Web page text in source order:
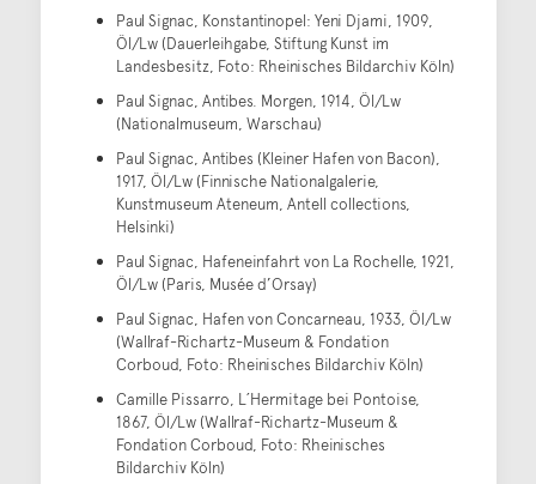
Paul Signac, Konstantinopel: Yeni Djami, 1909,
Öl/Lw (Dauerleihgabe, Stiftung Kunst im
Landesbesitz, Foto: Rheinisches Bildarchiv Köln)
Paul Signac, Antibes. Morgen, 1914, Öl/Lw
(Nationalmuseum, Warschau)
Paul Signac, Antibes (Kleiner Hafen von Bacon),
1917, Öl/Lw (Finnische Nationalgalerie,
Kunstmuseum Ateneum, Antell collections,
Helsinki)
Paul Signac, Hafeneinfahrt von La Rochelle, 1921,
Öl/Lw (Paris, Musée d’Orsay)
Paul Signac, Hafen von Concarneau, 1933, Öl/Lw
(Wallraf-Richartz-Museum & Fondation
Corboud, Foto: Rheinisches Bildarchiv Köln)
Camille Pissarro, L´Hermitage bei Pontoise,
1867, Öl/Lw (Wallraf-Richartz-Museum &
Fondation Corboud, Foto: Rheinisches
Bildarchiv Köln)